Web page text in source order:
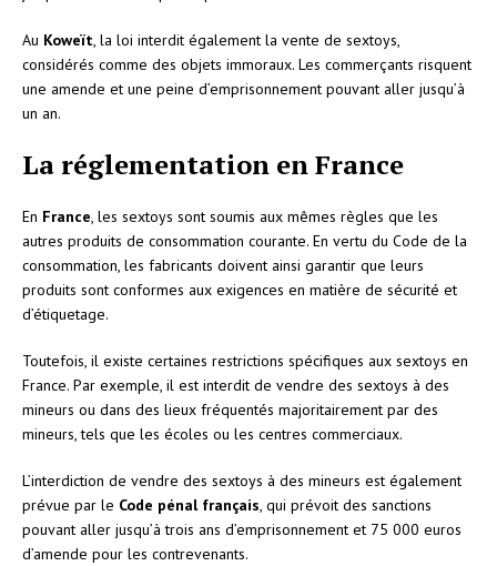
Au Koweït, la loi interdit également la vente de sextoys,
considérés comme des objets immoraux. Les commerçants risquent
une amende et une peine d’emprisonnement pouvant aller jusqu’à
un an.
La réglementation en France
En France, les sextoys sont soumis aux mêmes règles que les
autres produits de consommation courante. En vertu du Code de la
consommation, les fabricants doivent ainsi garantir que leurs
produits sont conformes aux exigences en matière de sécurité et
d’étiquetage.
Toutefois, il existe certaines restrictions spécifiques aux sextoys en
France. Par exemple, il est interdit de vendre des sextoys à des
mineurs ou dans des lieux fréquentés majoritairement par des
mineurs, tels que les écoles ou les centres commerciaux.
L’interdiction de vendre des sextoys à des mineurs est également
prévue par le Code pénal français, qui prévoit des sanctions
pouvant aller jusqu’à trois ans d’emprisonnement et 75 000 euros
d’amende pour les contrevenants.